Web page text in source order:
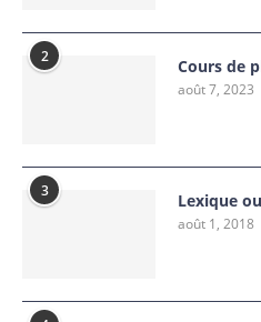
2 Cours de
août 7, 2023
3 Lexique
août 1, 2018